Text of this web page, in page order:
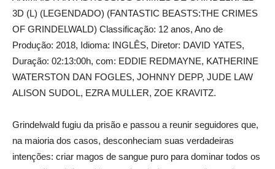
3D (L) (LEGENDADO) (FANTASTIC BEASTS:THE CRIMES
OF GRINDELWALD) Classificação: 12 anos, Ano de
Produção: 2018, Idioma: INGLÊS, Diretor: DAVID YATES,
Duração: 02:13:00h, com: EDDIE REDMAYNE, KATHERINE
WATERSTON DAN FOGLES, JOHNNY DEPP, JUDE LAW
ALISON SUDOL, EZRA MULLER, ZOE KRAVITZ.
Grindelwald fugiu da prisão e passou a reunir seguidores que,
na maioria dos casos, desconheciam suas verdadeiras
intenções: criar magos de sangue puro para dominar todos os